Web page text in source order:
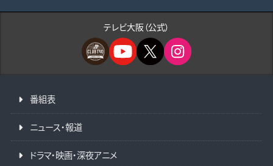
テレビ大阪（公式）
番組表
ニュース・報道
ドラマ・映画・深夜アニメ